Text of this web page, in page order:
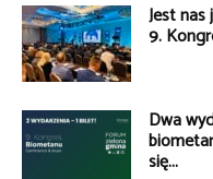
Jest
9.
Dwa
się...